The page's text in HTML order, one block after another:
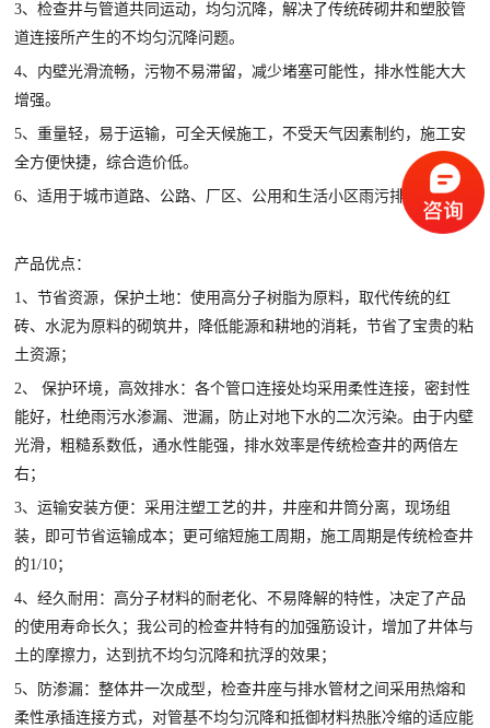
3、检查井与管道共同运动，均匀沉降，解决了传统砖砌井和塑胶管
道连接所产生的不均匀沉降问题。
4、内壁光滑流畅，污物不易滞留，减少堵塞可能性，排水性能大大
增强。
5、重量轻，易于运输，可全天候施工，不受天气因素制约，施工安
全方便快捷，综合造价低。
6、适用于城市道路、公路、厂区、公用和生活小区雨污排水工程。
产品优点：
1、节省资源，保护土地：使用高分子树脂为原料，取代传统的红
砖、水泥为原料的砌筑井，降低能源和耕地的消耗，节省了宝贵的粘
土资源；
2、 保护环境，高效排水：各个管口连接处均采用柔性连接，密封性
能好，杜绝雨污水渗漏、泄漏，防止对地下水的二次污染。由于内壁
光滑，粗糙系数低，通水性能强，排水效率是传统检查井的两倍左
右；
3、运输安装方便：采用注塑工艺的井，井座和井筒分离，现场组
装，即可节省运输成本；更可缩短施工周期，施工周期是传统检查井
的1/10；
4、经久耐用：高分子材料的耐老化、不易降解的特性，决定了产品
的使用寿命长久；我公司的检查井特有的加强筋设计，增加了井体与
土的摩擦力，达到抗不均匀沉降和抗浮的效果；
5、防渗漏：整体井一次成型，检查井座与排水管材之间采用热熔和
柔性承插连接方式，对管基不均匀沉降和抵御材料热胀冷缩的适应能